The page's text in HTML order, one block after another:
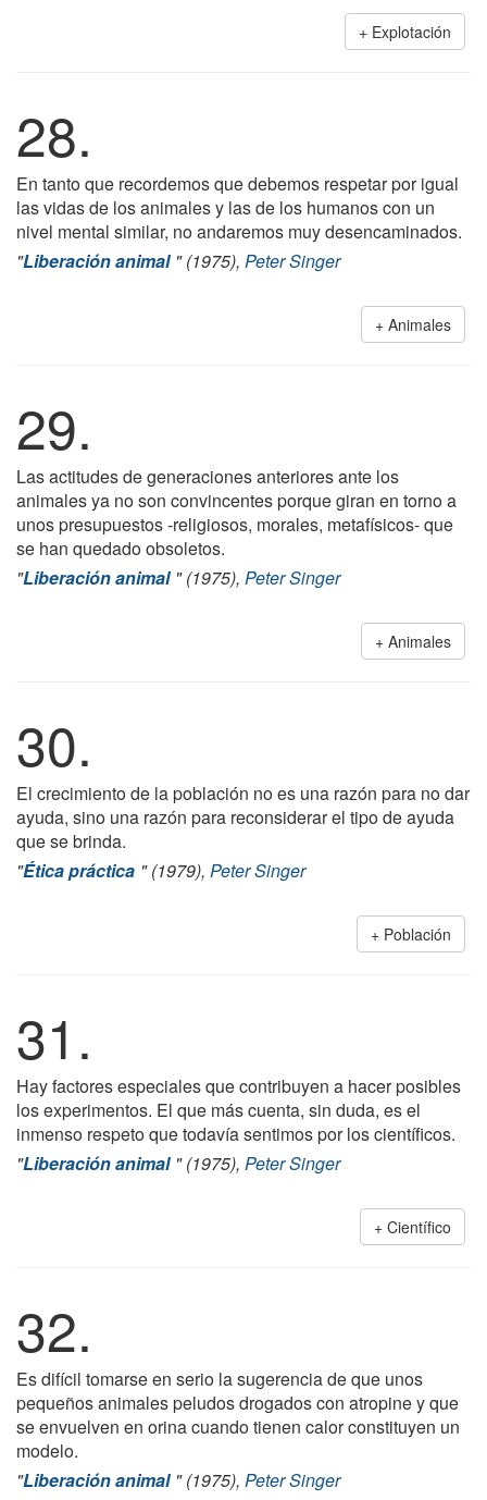
Explotación
28.
En tanto que recordemos que debemos respetar por igual
las vidas de los animales y las de los humanos con un
nivel mental similar, no andaremos muy desencaminados.
"Liberación animal " (1975), Peter Singer
Animales
29.
Las actitudes de generaciones anteriores ante los
animales ya no son convincentes porque giran en torno a
unos presupuestos -religiosos, morales, metafísicos- que
se han quedado obsoletos.
"Liberación animal " (1975), Peter Singer
Animales
30.
El crecimiento de la población no es una razón para no dar
ayuda, sino una razón para reconsiderar el tipo de ayuda
que se brinda.
"Ética práctica " (1979), Peter Singer
Población
31.
Hay factores especiales que contribuyen a hacer posibles
los experimentos. El que más cuenta, sin duda, es el
inmenso respeto que todavía sentimos por los científicos.
"Liberación animal " (1975), Peter Singer
Científico
32.
Es difícil tomarse en serio la sugerencia de que unos
pequeños animales peludos drogados con atropine y que
se envuelven en orina cuando tienen calor constituyen un
modelo.
"Liberación animal " (1975), Peter Singer